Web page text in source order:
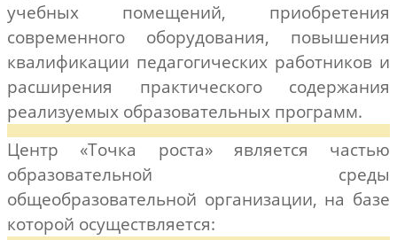
учебных помещений, приобретения
современного оборудования, повышения
квалификации педагогических работников и
расширения практического содержания
реализуемых образовательных программ.
Центр «Точка роста» является частью
образовательной среды
общеобразовательной организации, на базе
которой осуществляется: